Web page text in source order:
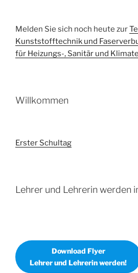
Melden Sie sich noch heute zur
Kunststofftechnik und
für Heizungs-, Sanitär und
Willkommen
Erster Schultag
Lehrer und Lehrerin werden
Download Flyer
Lehrer und Lehrerin werden!